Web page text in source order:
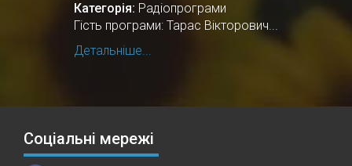
Категорія: Радіопрограми
Гість програми: Тарас Вікторович...
Детальніше...
Соціальні мережі